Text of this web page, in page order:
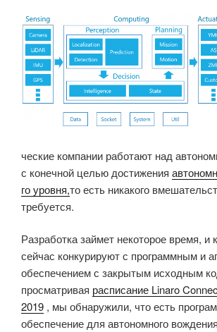
модуле
96Boards»
ческие компании работают над
с конечной целью достижения
го уровня,то есть никакого
требуется.
Разработка займет некоторое время, и
сейчас конкурируют с программным и
обеспечением с закрытым исходным
просматривая расписание Linaro
2019 , мы обнаружили, что есть
обеспечение для автономного